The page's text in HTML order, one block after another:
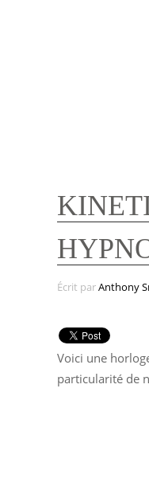
Écrit parAnthony
Voici une
particularité de